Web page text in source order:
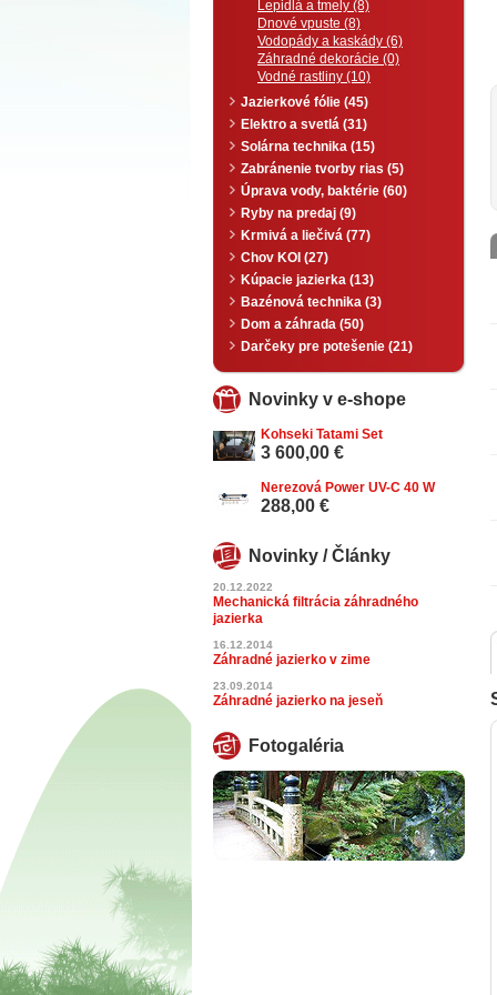
Lepidlá a tmely (8)
Dnové vpuste (8)
Vodopády a kaskády (6)
Záhradné dekorácie (0)
Vodné rastliny (10)
Jazierkové fólie (45)
Elektro a svetlá (31)
Solárna technika (15)
Zabránenie tvorby rias (5)
Úprava vody, baktérie (60)
Ryby na predaj (9)
Krmivá a liečivá (77)
Chov KOI (27)
Kúpacie jazierka (13)
Bazénová technika (3)
Dom a záhrada (50)
Darčeky pre potešenie (21)
Novinky v e-shope
Kohseki Tatami Set
3 600,00 €
Nerezová Power UV-C 40 W
288,00 €
Novinky / Články
20.12.2022
Mechanická filtrácia záhradného
jazierka
16.12.2014
Záhradné jazierko v zime
23.09.2014
Záhradné jazierko na jeseň
Fotogaléria